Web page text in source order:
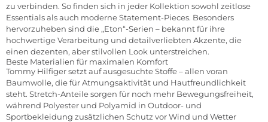
zu verbinden. So finden sich in jeder Kollektion sowohl zeitlose
Essentials als auch moderne Statement-Pieces. Besonders
hervorzuheben sind die „Eton“-Serien – bekannt für ihre
hochwertige Verarbeitung und detailverliebten Akzente, die
einen dezenten, aber stilvollen Look unterstreichen.
Beste Materialien für maximalen Komfort
Tommy Hilfiger setzt auf ausgesuchte Stoffe – allen voran
Baumwolle, die für Atmungsaktivität und Hautfreundlichkeit
steht. Stretch-Anteile sorgen für noch mehr Bewegungsfreiheit,
während Polyester und Polyamid in Outdoor- und
Sportbekleidung zusätzlichen Schutz vor Wind und Wetter